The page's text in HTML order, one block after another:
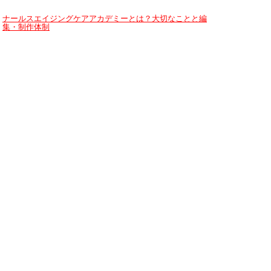
ナールスエイジングケアアカデミーとは？大切なことと編
集・制作体制